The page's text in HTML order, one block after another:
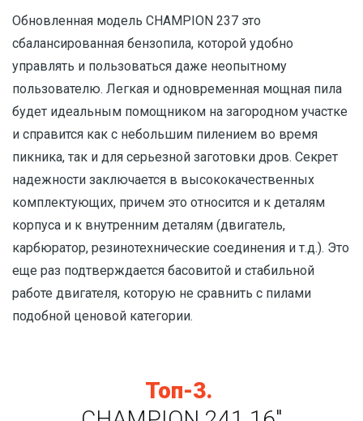
Обновленная модель CHAMPION 237 это
сбалансированная бензопила, которой удобно
управлять и пользоваться даже неопытному
пользователю. Легкая и одновременная мощная пила
будет идеальным помощником на загородном участке
и справится как с небольшим пилением во время
пикника, так и для серьезной заготовки дров. Секрет
надежности заключается в высококачественных
комплектующих, причем это относится и к деталям
корпуса и к внутренним деталям (двигатель,
карбюратор, резинотехнические соединения и т.д.). Это
еще раз подтверждается басовитой и стабильной
работе двигателя, которую не сравнить с пилами
подобной ценовой категории.
Топ-3.